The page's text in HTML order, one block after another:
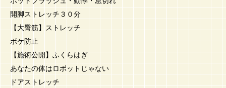
開脚ストレッチ３０分
【大臀筋】ストレッチ
ボケ防止
【施術公開】ふくらはぎ
あなたの体はロボットじゃない
ドアストレッチ